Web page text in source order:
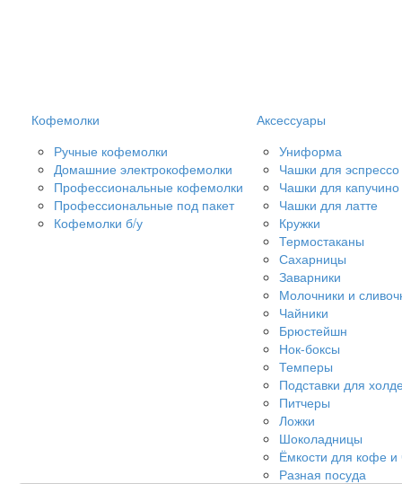
Кофемолки
Ручные кофемолки
Домашние электрокофемолки
Профессиональные кофемолки
Профессиональные под пакет
Кофемолки б/у
Аксессуары
Униформа
Чашки для эспрессо
Чашки для капучино
Чашки для латте
Кружки
Термостаканы
Сахарницы
Заварники
Молочники и
Чайники
Брюстейшн
Нок-боксы
Темперы
Подставки для
Питчеры
Ложки
Шоколадницы
Ёмкости для кофе и
Разная посуда